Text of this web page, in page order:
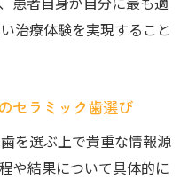
治療体験を実現すること
セラミック歯選び
を選ぶ上で貴重な情報源
や結果について具体的に